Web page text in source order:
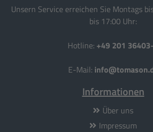
Unsern Service erreichen Sie Montags
bis 17:00 Uhr:
Hotline: +49 201
E-Mail:
Informationen
Über uns
Impressum